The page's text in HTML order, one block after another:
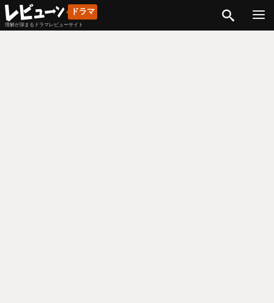
ドラマ
理解が深まるドラマレビューサイト